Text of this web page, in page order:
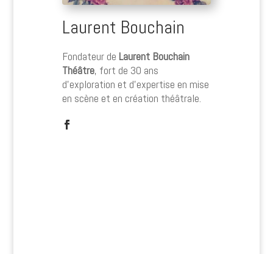
Laurent Bouchain
Fondateur de Laurent Bouchain
Théâtre, fort de 30 ans
d’exploration et d’expertise en mise
en scène et en création théâtrale.